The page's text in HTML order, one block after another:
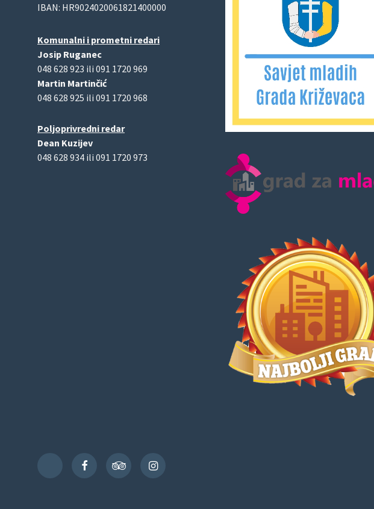
IBAN: HR9024020061821400000
Komunalni i prometni redari
Josip Ruganec
048 628 923 ili 091 1720 969
Martin Martinčić
048 628 925 ili 091 1720 968
Poljoprivredni redar
Dean Kuzijev
048 628 934 ili 091 1720 973
TikTok
FacebookTripAdvisorInstagram